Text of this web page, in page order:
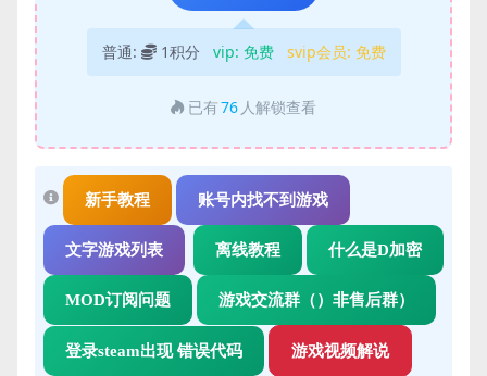
普通: 1积分 vip: 免费 svip会员: 免费
已有76 人解锁查看
新手教程 账号内找不到游戏
文字游戏列表 离线教程 什么是D加密
MOD订阅问题 游戏交流群（）非售后群）
登录steam出现 错误代码 游戏视频解说